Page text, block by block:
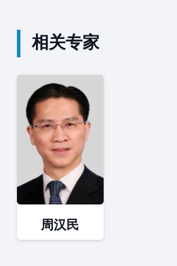
相关专家
周汉民